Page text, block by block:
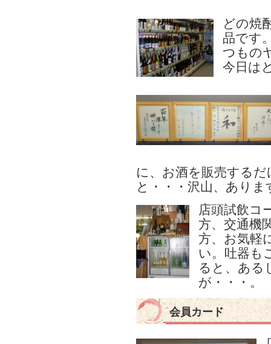
どの焼
品です
つもの
今日は
に、お酒を販売する
と・・・沢山、ありま
店頭試飲コ
方、交通機
方、お気軽
い。吐器も
ると、ある
が・・・。
会員カード